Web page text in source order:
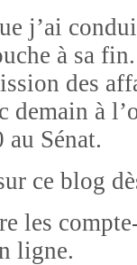
j’ai
à sa
des
à
au Sénat.
ce blog
les
ligne.